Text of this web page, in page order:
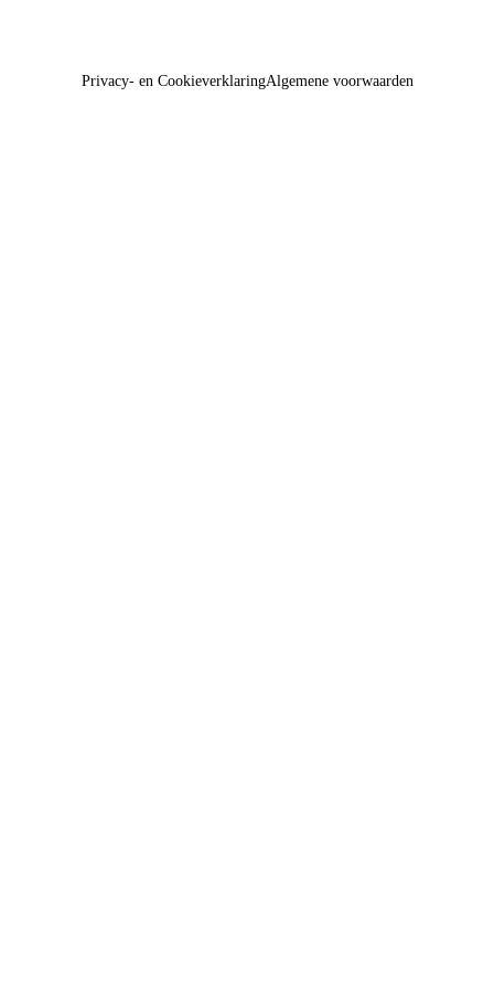
Privacy- en CookieverklaringAlgemene voorwaarden